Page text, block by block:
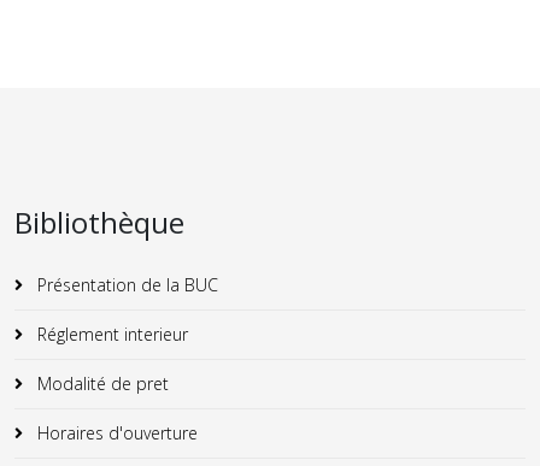
Bibliothèque
Présentation de la BUC
Réglement interieur
Modalité de pret
Horaires d'ouverture